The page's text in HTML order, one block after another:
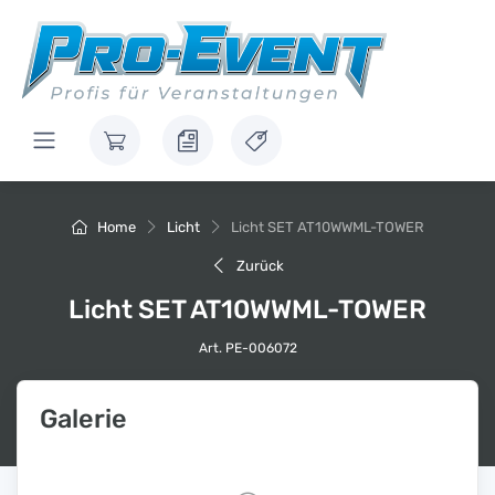
Home Licht Licht SET AT10WWML-TOWER
Zurück
Licht SET AT10WWML-TOWER
Art. PE-006072
Galerie